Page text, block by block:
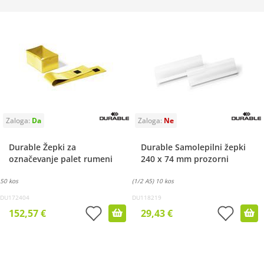
Durable Žepki za
označevanje palet rumeni
50 kos
DU172404
152,57 €
Durable Samolepilni žepki
240 x 74 mm prozorni
(1/2 A5) 10 kos
DU118219
29,43 €